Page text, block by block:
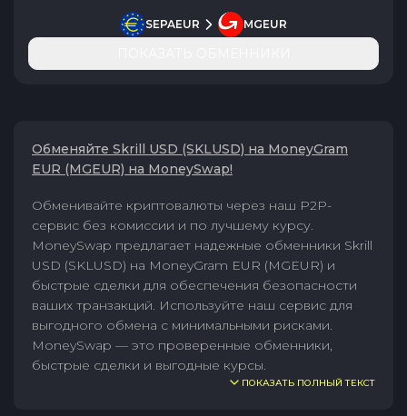
SEPAEUR MGEUR
Обменяйте Skrill USD (SKLUSD) на MoneyGram
EUR (MGEUR) на MoneySwap!
Обменивайте криптовалюты через наш P2P-
сервис без комиссии и по лучшему курсу.
MoneySwap предлагает надежные обменники Skrill
USD (SKLUSD) на MoneyGram EUR (MGEUR) и
быстрые сделки для обеспечения безопасности
ваших транзакций. Используйте наш сервис для
выгодного обмена с минимальными рисками.
MoneySwap — это проверенные обменники,
быстрые сделки и выгодные курсы.
ПОКАЗАТЬ ПОЛНЫЙ ТЕКСТ